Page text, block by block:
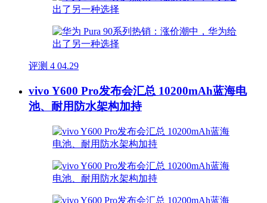
评测 4 04.29
vivo Y600 Pro发布会汇总 10200mAh蓝海电
池、耐用防水架构加持